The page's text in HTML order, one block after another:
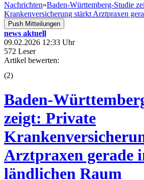
Nachrichten»Baden-Württemberg-Studie
Krankenversicherung stärkt Arztpraxen
Push Mitteilungen
news aktuell
09.02.2026 12:33 Uhr
572 Leser
Artikel bewerten:
(2)
Baden-
zeigt: Private
Arztpraxen gerade
ländlichen Raum